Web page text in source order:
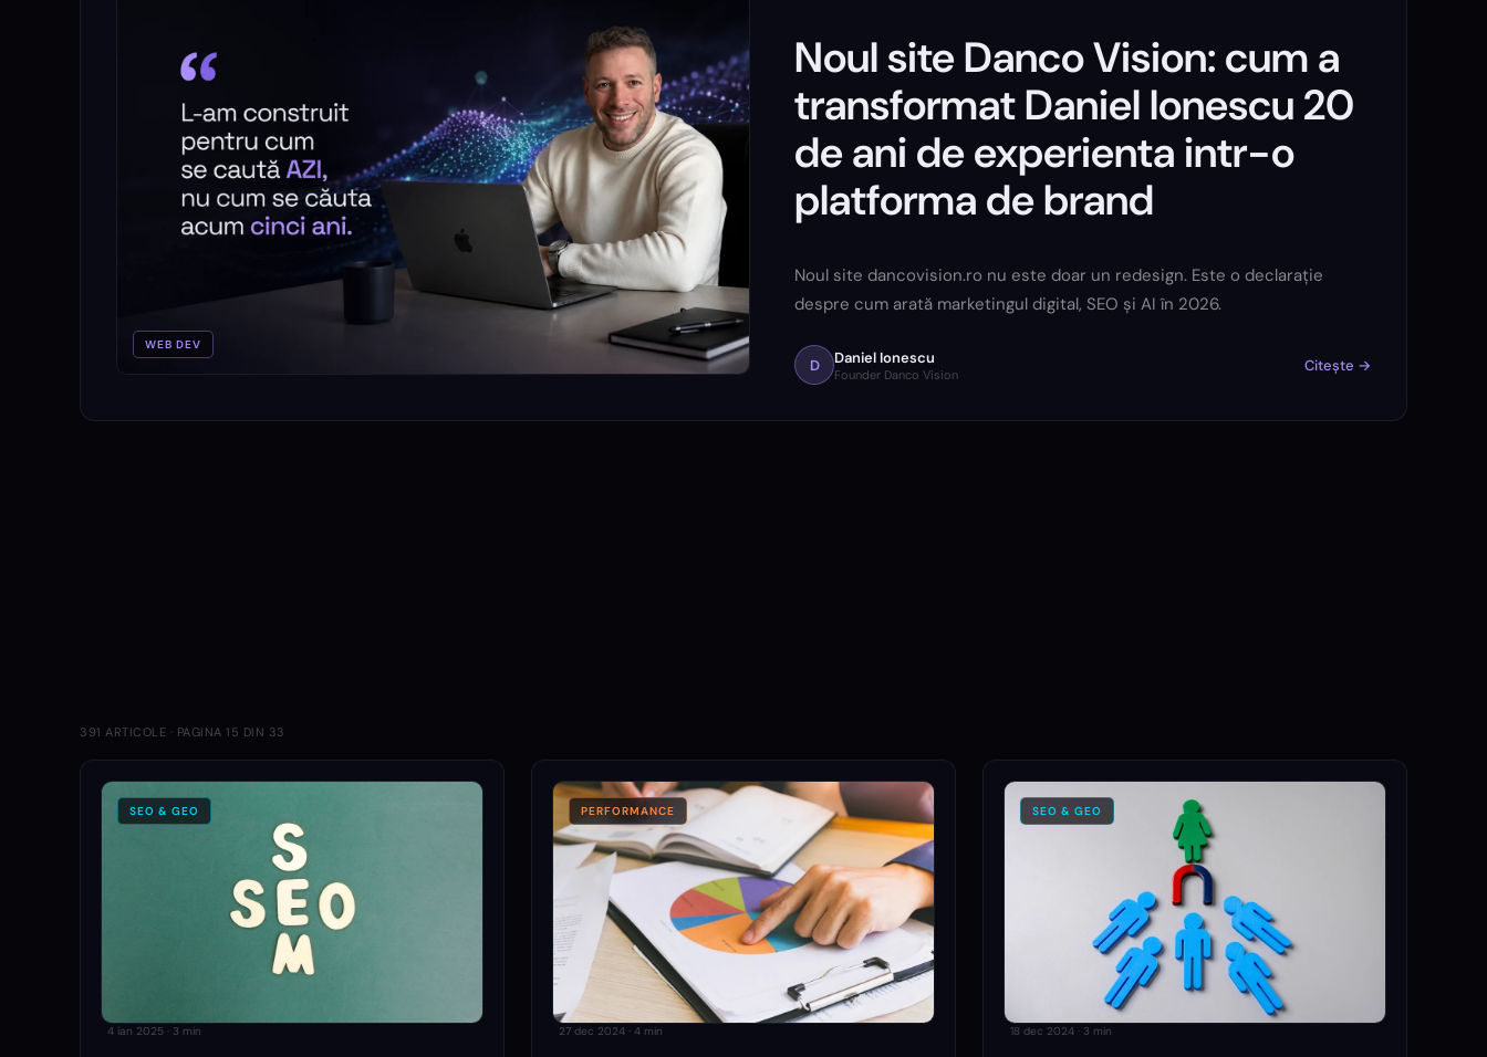
WEB DEV
Noul site Danco Vision: cum a
transformat Daniel Ionescu 20
de ani de experienta intr-o
platforma de brand
Noul site dancovision.ro nu este doar un redesign. Este o declarație
despre cum arată marketingul digital, SEO și AI în 2026.
D Daniel Ionescu
Founder Danco Vision Citește →
391 ARTICOLE · PAGINA 15 DIN 33
SEO & GEO
4 ian 2025 · 3 min
PERFORMANCE
27 dec 2024 · 4 min
SEO & GEO
18 dec 2024 · 3 min